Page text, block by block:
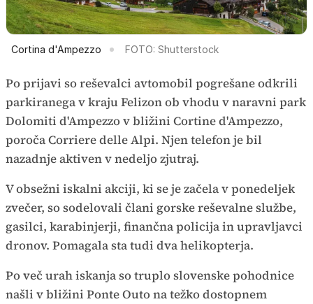
Cortina d'Ampezzo FOTO: Shutterstock
Po prijavi so reševalci avtomobil pogrešane odkrili
parkiranega v kraju Felizon ob vhodu v naravni park
Dolomiti d'Ampezzo v bližini Cortine d'Ampezzo,
poroča Corriere delle Alpi. Njen telefon je bil
nazadnje aktiven v nedeljo zjutraj.
V obsežni iskalni akciji, ki se je začela v ponedeljek
zvečer, so sodelovali člani gorske reševalne službe,
gasilci, karabinjerji, finančna policija in upravljavci
dronov. Pomagala sta tudi dva helikopterja.
Po več urah iskanja so truplo slovenske pohodnice
našli v bližini Ponte Outo na težko dostopnem